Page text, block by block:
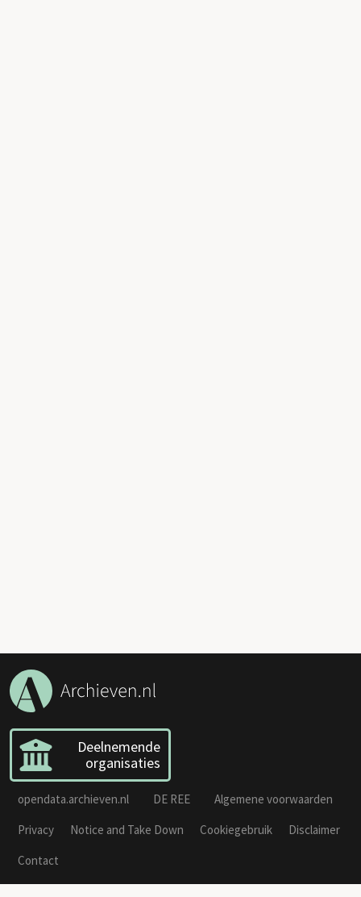
Deelnemende
organisaties
opendata.archieven.nl DE REE
Algemene voorwaarden
Privacy
Notice and Take Down Cookiegebruik
Disclaimer
Contact